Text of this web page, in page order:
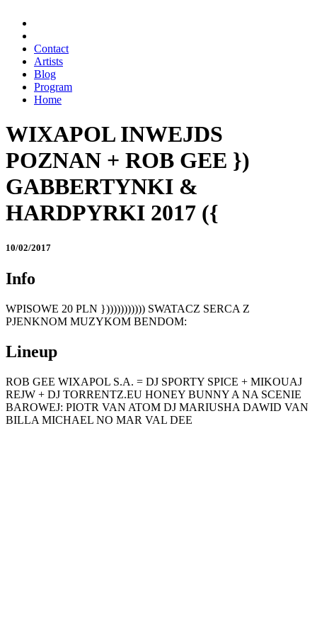
Contact
Artists
Blog
Program
Home
WIXAPOL INWEJDS
POZNAN + ROB GEE })
GABBERTYNKI &
HARDPYRKI 2017 ({
10/02/2017
Info
WPISOWE 20 PLN }))))))))))) SWATACZ SERCA Z
PJENKNOM MUZYKOM BENDOM:
Lineup
ROB GEE WIXAPOL S.A. = DJ SPORTY SPICE + MIKOUAJ
REJW + DJ TORRENTZ.EU HONEY BUNNY A NA SCENIE
BAROWEJ: PIOTR VAN ATOM DJ MARIUSHA DAWID VAN
BILLA MICHAEL NO MAR VAL DEE